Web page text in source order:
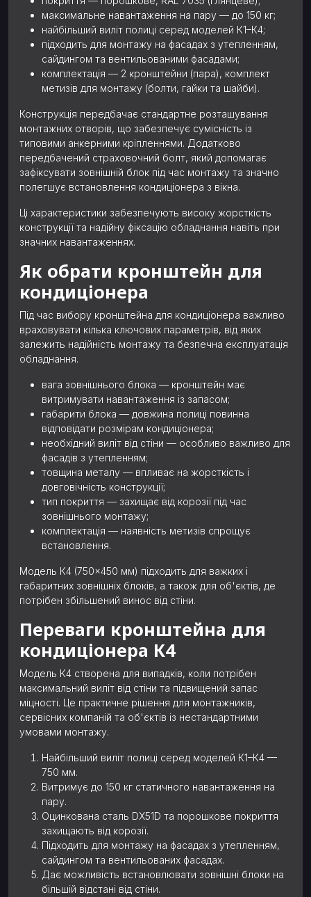
максимальне навантаження на пару — до 150 кг;
найбільший виліт полиці серед моделей К1–К4;
підходить для монтажу на фасадах з утепленням,
сайдингом та вентильованими фасадами;
комплектація — 2 кронштейни (пара), комплект
метизів для монтажу (болти, гайки та шайби).
Конструкція передбачає стандартне розташування
монтажних отворів, що забезпечує сумісність із
типовими анкерними кріпленнями. Додатково
передбачений страховочний болт, який допомагає
зафіксувати зовнішній блок під час монтажу та значно
полегшує встановлення кондиціонера з вікна.
Ці характеристики забезпечують високу жорсткість
конструкції та надійну фіксацію обладнання навіть при
значних навантаженнях.
Як обрати кронштейн для
кондиціонера
Під час вибору кронштейна для кондиціонера важливо
враховувати кілька ключових параметрів, від яких
залежить надійність монтажу та безпечна експлуатація
обладнання.
вага зовнішнього блока — кронштейн має
витримувати навантаження із запасом;
габарити блока — довжина полиці повинна
відповідати розмірам кондиціонера;
необхідний виліт від стіни — особливо важливо для
фасадів з утепленням;
товщина металу — впливає на жорсткість і
довговічність конструкції;
тип покриття — захищає від корозії під час
зовнішнього монтажу;
комплектація — наявність метизів спрощує
встановлення.
Модель К4 (750×450 мм) підходить для важких і
габаритних зовнішніх блоків, а також для об'єктів, де
потрібен збільшений винос від стіни.
Переваги кронштейна для
кондиціонера К4
Модель К4 створена для випадків, коли потрібен
максимальний виліт від стіни та підвищений запас
міцності. Це практичне рішення для монтажників,
сервісних компаній та об'єктів із нестандартними
умовами монтажу.
Найбільший виліт полиці серед моделей К1–К4 —
750 мм.
Витримує до 150 кг статичного навантаження на
пару.
Оцинкована сталь DX51D та порошкове покриття
захищають від корозії.
Підходить для монтажу на фасадах з утепленням,
сайдингом та вентильованих фасадах.
Дає можливість встановлювати зовнішні блоки на
більшій відстані від стіни.